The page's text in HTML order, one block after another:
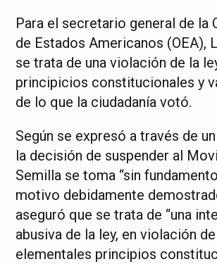
Para el secretario general de la
de Estados Americanos (OEA),
se trata de una violación de la
principicios constitucionales y
de lo que la ciudadanía votó.
Según se expresó a través de
la decisión de suspender al
Semilla se toma “sin
motivo debidamente
aseguró que se trata de “una
abusiva de la ley, en violación
elementales principios